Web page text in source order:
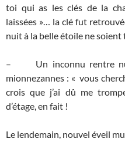
toi qui as les clés de la
laissées »… la clé fut
nuit à la belle étoile ne soient
– Un inconnu rentre
mionnezannes : « vous
crois que j’ai dû me
d’étage, en fait !
Le lendemain, nouvel éveil